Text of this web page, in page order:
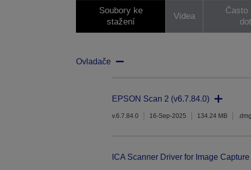
Soubory ke
stažení
Videa
Často
Ovladače
EPSON Scan 2 (v6.7.84.0)
v.6.7.84.0 16-Sep-2025 134.24 MB .dmg
ICA Scanner Driver for Image